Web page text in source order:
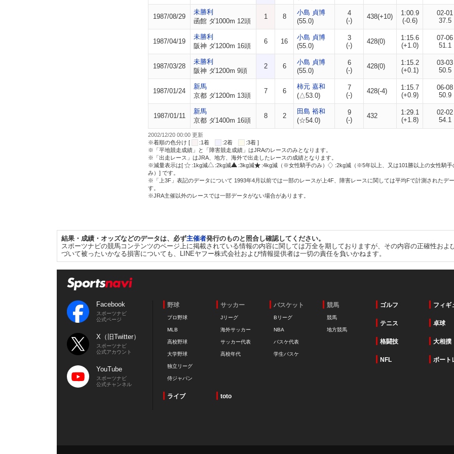
1987/08/29
未勝利
函館 ダ1000m 12頭
1 8
小島 貞博
(55.0)
4
(-)
438(+10)
1:00.9
(-0.6)
02-01
37.5
1987/04/19
未勝利
阪神 ダ1200m 16頭
6 16
小島 貞博
(55.0)
3
(-)
428(0)
1:15.6
(+1.0)
07-06
51.1
1987/03/28
未勝利
阪神 ダ1200m 9頭
2 6
小島 貞博
(55.0)
6
(-)
428(0)
1:15.2
(+0.1)
03-03
50.5
1987/01/24
新馬
京都 ダ1200m 13頭
7 6
柿元 嘉和
(△53.0)
7
(-)
428(-4)
1:15.7
(+0.9)
06-08
50.9
1987/01/11
新馬
京都 ダ1400m 16頭
8 2
田島 裕和
(☆54.0)
9
(-)
432
1:29.1
(+1.8)
02-02
54.1
2002/12/20 00:00 更新
※着順の色分け [
:1着 :2着
:3着 ]
※「平地競走成績」と「障害競走成績」はJRAのレースのみとなります。
※「出走レース」はJRA、地方、海外で出走したレースの成績となります。
※減量表示は[
:1kg減 :2kg減 :3kg減 :4kg減（※女性騎手のみ）
:2kg減（※5年以上、又は101勝以上の女性騎手
み）] です。
※「上3F」表記のデータについて 1993年4月以前では一部のレースが上4F、障害レースに関しては平均Fで計測されたデ
す。
※JRA主催以外のレースでは一部データがない場合があります。
結果・成績・オッズなどのデータは、必ず主催者発行のものと照合し確認してください。
スポーツナビの競馬コンテンツのページ上に掲載されている情報の内容に関しては万全を期しておりますが、その内容の正確性お
づいて被ったいかなる損害についても、LINEヤフー株式会社および情報提供者は一切の責任を負いかねます。
Facebook
スポーツナビ
公式ページ
X（旧Twitter）
スポーツナビ
公式アカウント
YouTube
スポーツナビ
公式チャンネル
野球
プロ野球
MLB
高校野球
大学野球
独立リーグ
侍ジャパン
サッカー
Jリーグ
海外サッカー
サッカー代表
高校年代
バスケット
Bリーグ
NBA
バスケ代表
学生バスケ
競馬
競馬
地方競馬
ゴルフ フィギ
テニス 卓球
格闘技 大相撲
NFL ボート
ライブ toto